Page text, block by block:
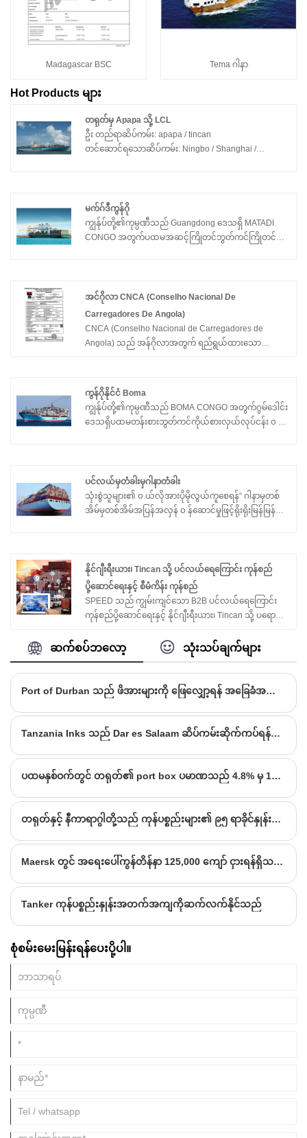
Madagascar BSC Tema ဂါနာ
Hot Products များ
တရုတ်မှ Apapa သို့ LCL
ဦး တည်ရာဆိပ်ကမ်း: apapa / tincan
တင်ဆောင်ရသောဆိပ်ကမ်း: Ningbo / Shanghai /
မက်ဂ်ဒီကွန်ဂို
ကျွန်ုပ်တို့၏ကုမ္ပဏီသည် Guangdong ဒေသရှိ MATADI
CONGO အတွက်ပထမအဆင့်ကြိုတင်ဘွတ်ကင်ကြိုတင်
များ၏လိုအပ်ချက်များကိုအမြဲတမ်းထားရှိသည်။ ပြည်တွင်း
နှင့်နိုင်ငံခြားဖောက်သည်များ။
အင်ဂိုလာ CNCA (Conselho Nacional De
Carregadores De Angola)
CNCA (Conselho Nacional de Carregadores de
Angola) သည် အန်ဂိုလာအတွက် ရည်ရွယ်ထားသော
သည် သင်၏ကုန်တင်ကုန်ချအကောက်ခွန်ကို ချောမွေ့စွာ
ရှင်းလင်းပြီး ကြီးမားသော ဒဏ်ကြေးငွေများကို ရှောင်ရှားရန်
သေချာစေရန်အတွက် ခွင့်ပြုထားသော၊ မြန်ဆန်ပြီး အမှားအ
ယွင်းမရှိ CNCA ထုတ်ပေးမှုကို ပံ့ပိုးပေးပါသည်။
ကွန်ဂိုနိုင်ငံ Boma
ကျွန်ုပ်တို့၏ကုမ္ပဏီသည် BOMA CONGO အတွက်ဂွမ်ဒေါင်း
ဒေသရှိပထမတန်းစားဘွတ်ကင်ကိုယ်စားလှယ်လုပ်ငန်း ၀ န်
ပေးခြင်းဖြစ်သည်။ ပြည်တွင်းနှင့်နိုင်ငံခြားဖောက်သည်များ။
ပင်လယ်မှတံခါးမှဂါနာတံခါး
သုံးစွဲသူများ၏ ၀ ယ်လိုအားပိုမိုလွယ်ကူစေရန်“ ဂါနာမှတစ်
အိမ်မှတစ်အိမ်အပြန်အလှန် ၀ န်ဆောင်မှုဖြင့်ရိုးရိုးမြန်မြန်ဆန်
တံခါးမှတစ်ဆင့်ပေါင်းစည်းခြင်း၊ ကျွန်ုပ်တို့တွင်ကျွမ်းကျင်
သောအကောက်ခွန်ရှင်းလင်းရေးအဖွဲ့ရှိသည်။ တံခါးအား
အစီအစဉ်အတွက်သင့်လျော်သောဖောက်သည်သယ်ယူ
ပို့ဆောင်ရေး၏နှစ်ဆရှင်းလင်းမှုကိုအချိန်မရွေး
ဖောက်သည်၏လိုအပ်ချက်များအရအမျိုးမျိုးသော
ကုန်ပစ္စည်းများ၏ရှင်းလင်းခြင်းလုပ်ထုံးလုပ်နည်းများကို
ပြောင်းလွယ်ပြင်လွယ်လုပ်ကိုင်နိုင်သည်။
နိုင်ဂျီးရီးယား၊ Tincan သို့ ပင်လယ်ရေကြောင်း ကုန်စည်
ပို့ဆောင်ရေးနှင့် စီမံကိန်း ကုန်စည်
SPEED သည် ကျွမ်းကျင်သော B2B ပင်လယ်ရေကြောင်း
ကုန်စည်ပို့ဆောင်ရေးနှင့် နိုင်ဂျီးရီးယား၊ Tincan သို့ ပရော
စား NVOCC အနေဖြင့်၊ ကျွန်ုပ်တို့သည် ယုံကြည်စိတ်ချရ
သော FCL၊ Break Bulk နှင့် စက်မှုဖောက်သည်များအတွက်
လေးလံသော ဓာတ်လှေကား ပို့ဆောင်မှုကို အာမခံပါသည်။
အနည်းဆုံး လိုအပ်ချက်-2 CBM။ ကိုယ်ရေးကိုယ်တာ
ဆက်စပ်ဘလော့ သုံးသပ်ချက်များ
Port of Durban သည် ဖိအားများကို ဖြေလျှော့ရန် အခြေခံအဆောက်အအုံများ မြှင့်တင်ရန် ရန်ပုံငွေရရှိခဲ့သည်။
Tanzania Inks သည် Dar es Salaam ဆိပ်ကမ်းဆိုက်ကပ်ရန်အတွက် DP World နှင့် စာချုပ်ချုပ်ဆိုခဲ့သည်။
ပထမနှစ်ဝက်တွင် တရုတ်၏ port box ပမာဏသည် 4.8% မှ 150 TEU သန်းအထိ တိုးလာသည်။
တရုတ်နှင့် နီကာရာဂွါတို့သည် ကုန်ပစ္စည်းများ၏ ၉၅ ရာခိုင်နှုန်းကျော်အပေါ် အကောက်ခွန်မဲ့ အကောက်ခွန်မဲ့ FTA လက်မှတ်ရေးထိုး
Maersk တွင် အရေးပေါ်ကွန်တိန်နာ 125,000 ကျော် ငှားရန်ရှိသည်။
Tanker ကုန်ပစ္စည်းနှုန်းအတက်အကျကိုဆက်လက်နိုင်သည်
စုံစမ်းမေးမြန်းရန်ပေးပို့ပါ။